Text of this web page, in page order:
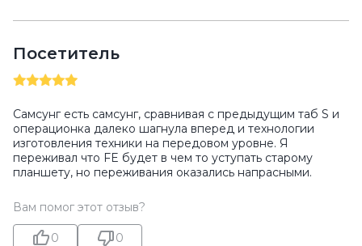
Посетитель
Самсунг есть самсунг, сравнивая с предыдущим таб S и
операционка далеко шагнула вперед и технологии
изготовления техники на передовом уровне. Я
переживал что FE будет в чем то уступать старому
планшету, но переживания оказались напрасными.
Вам помог этот отзыв?
0 0